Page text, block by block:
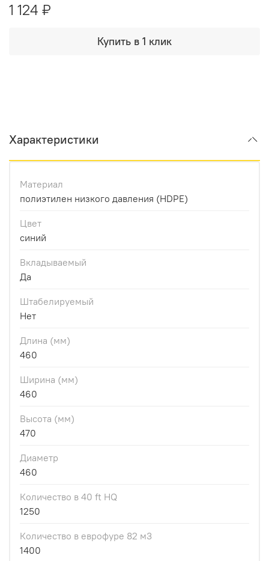
1 124 ₽
Купить в 1 клик
Характеристики
Материал
полиэтилен низкого давления (HDPE)
Цвет
синий
Вкладываемый
Да
Штабелируемый
Нет
Длина (мм)
460
Ширина (мм)
460
Высота (мм)
470
Диаметр
460
Количество в 40 ft HQ
1250
Количество в еврофуре 82 м3
1400